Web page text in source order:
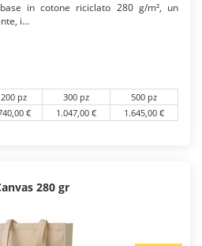
in cotone riciclato 280 g/m², un
i...
200 pz 300 pz
500 pz
€ 1.047,00 € 1.645,00 €
280 gr